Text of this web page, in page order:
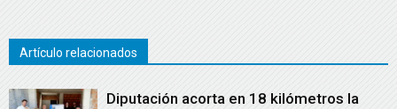
Artículo relacionados
Diputación acorta en 18 kilómetros la